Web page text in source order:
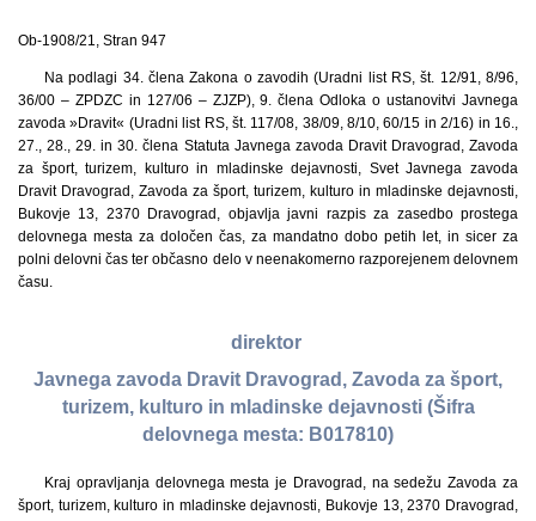
Ob-1908/21, Stran 947
Na podlagi 34. člena Zakona o zavodih (Uradni list RS, št. 12/91, 8/96,
36/00 – ZPDZC in 127/06 – ZJZP), 9. člena Odloka o ustanovitvi Javnega
zavoda »Dravit« (Uradni list RS, št. 117/08, 38/09, 8/10, 60/15 in 2/16) in 16.,
27., 28., 29. in 30. člena Statuta Javnega zavoda Dravit Dravograd, Zavoda
za šport, turizem, kulturo in mladinske dejavnosti, Svet Javnega zavoda
Dravit Dravograd, Zavoda za šport, turizem, kulturo in mladinske dejavnosti,
Bukovje 13, 2370 Dravograd, objavlja javni razpis za zasedbo prostega
delovnega mesta za določen čas, za mandatno dobo petih let, in sicer za
polni delovni čas ter občasno delo v neenakomerno razporejenem delovnem
času.
direktor
Javnega zavoda Dravit Dravograd, Zavoda za šport,
turizem, kulturo in mladinske dejavnosti (Šifra
delovnega mesta: B017810)
Kraj opravljanja delovnega mesta je Dravograd, na sedežu Zavoda za
šport, turizem, kulturo in mladinske dejavnosti, Bukovje 13, 2370 Dravograd,